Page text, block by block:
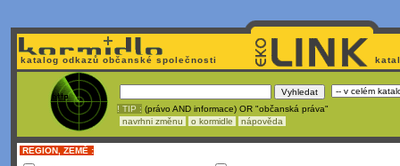
katalog odkazů občanské společnosti
! TIP : (právo AND informace) OR "občanská práva"
navrhni změnu
o kormidle nápověda
REGION, ZEMĚ :